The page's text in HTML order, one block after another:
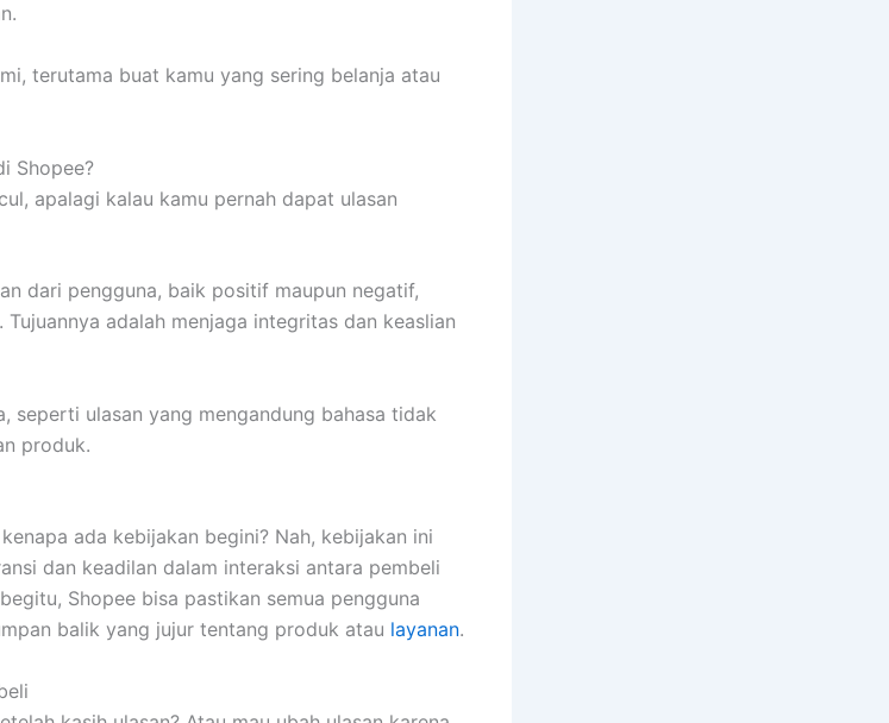
terutama buat kamu yang sering belanja atau
Shopee?
apalagi kalau kamu pernah dapat ulasan
dari pengguna, baik positif maupun negatif,
adalah menjaga integritas dan keaslian
seperti ulasan yang mengandung bahasa tidak
produk.
ada kebijakan begini? Nah, kebijakan ini
dan keadilan dalam interaksi antara pembeli
Shopee bisa pastikan semua pengguna
balik yang jujur tentang produk atau layanan.